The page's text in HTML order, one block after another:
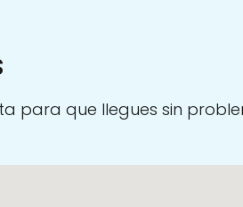
para que llegues sin